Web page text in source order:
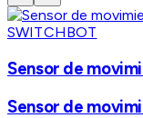
SWITCHBOT
Sensor de
Sensor de